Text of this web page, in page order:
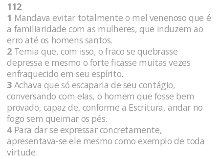
112
1 Mandava evitar totalmente o mel venenoso que é
a familiaridade com as mulheres, que induzem ao
erro até os homens santos.
2 Temia que, com isso, o fraco se quebrasse
depressa e mesmo o forte ficasse muitas vezes
enfraquecido em seu espírito.
3 Achava que só escaparia de seu contágio,
conversando com elas, o homem que fosse bem
provado, capaz de, conforme a Escritura, andar no
fogo sem queimar os pés.
4Para dar se expressar concretamente,
apresentava-se ele mesmo como exemplo de toda
virtude.